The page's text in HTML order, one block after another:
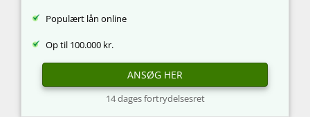
Populært lån online
Op til 100.000 kr.
ANSØG HER
14 dages fortrydelsesret